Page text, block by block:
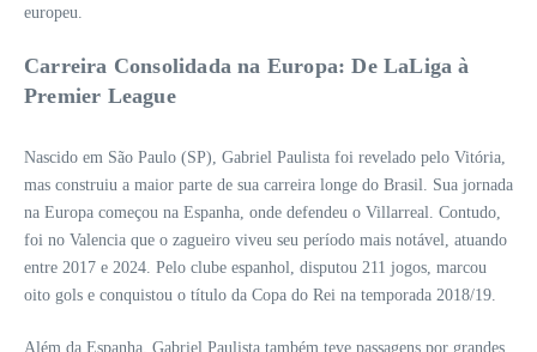
europeu.
Carreira Consolidada na Europa: De LaLiga à
Premier League
Nascido em São Paulo (SP), Gabriel Paulista foi revelado pelo Vitória,
mas construiu a maior parte de sua carreira longe do Brasil. Sua jornada
na Europa começou na Espanha, onde defendeu o Villarreal. Contudo,
foi no Valencia que o zagueiro viveu seu período mais notável, atuando
entre 2017 e 2024. Pelo clube espanhol, disputou 211 jogos, marcou
oito gols e conquistou o título da Copa do Rei na temporada 2018/19.
Além da Espanha, Gabriel Paulista também teve passagens por grandes